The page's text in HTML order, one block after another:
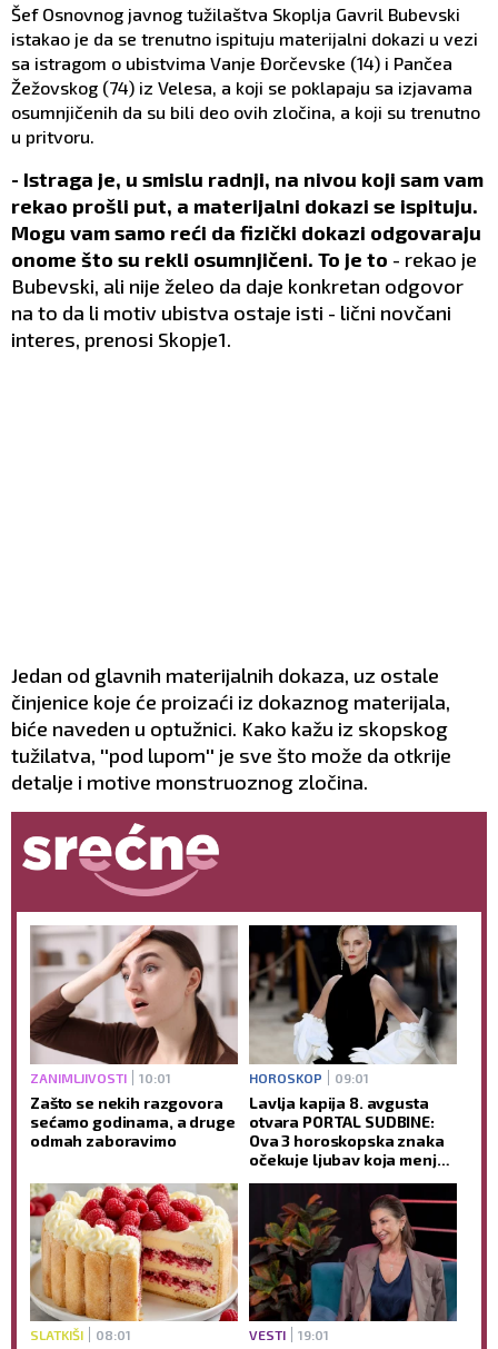
Šef Osnovnog javnog tužilaštva Skoplja Gavril Bubevski
istakao je da se trenutno ispituju materijalni dokazi u vezi
sa istragom o ubistvima Vanje Đorčevske (14) i Pančea
Žežovskog (74) iz Velesa, a koji se poklapaju sa izjavama
osumnjičenih da su bili deo ovih zločina, a koji su trenutno
u pritvoru.
- Istraga je, u smislu radnji, na nivou koji sam vam
rekao prošli put, a materijalni dokazi se ispituju.
Mogu vam samo reći da fizički dokazi odgovaraju
onome što su rekli osumnjičeni. To je to - rekao je
Bubevski, ali nije želeo da daje konkretan odgovor
na to da li motiv ubistva ostaje isti - lični novčani
interes, prenosi Skopje1.
Jedan od glavnih materijalnih dokaza, uz ostale
činjenice koje će proizaći iz dokaznog materijala,
biće naveden u optužnici. Kako kažu iz skopskog
tužilatva, ''pod lupom'' je sve što može da otkrije
detalje i motive monstruoznog zločina.
ZANIMLJIVOSTI 10:01
Zašto se nekih razgovora
sećamo godinama, a druge
odmah zaboravimo
HOROSKOP 09:01
Lavlja kapija 8. avgusta
otvara PORTAL SUDBINE:
Ova 3 horoskopska znaka
očekuje ljubav koja menja
SLATKIŠI 08:01 VESTI 19:01